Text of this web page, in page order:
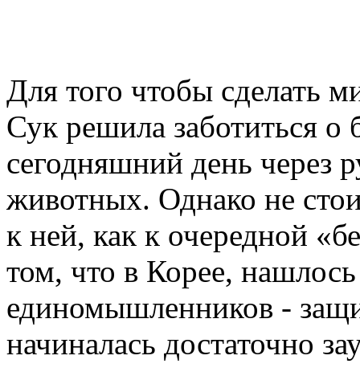
Для того чтобы сделать
Сук решила заботиться о
сегодняшний день через
животных. Однако не
к ней, как к очередной
том, что в Корее,
единомышленников -
начиналась достаточно